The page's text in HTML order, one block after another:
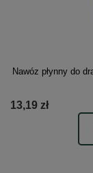
Nawóz płynny do
13,19 zł